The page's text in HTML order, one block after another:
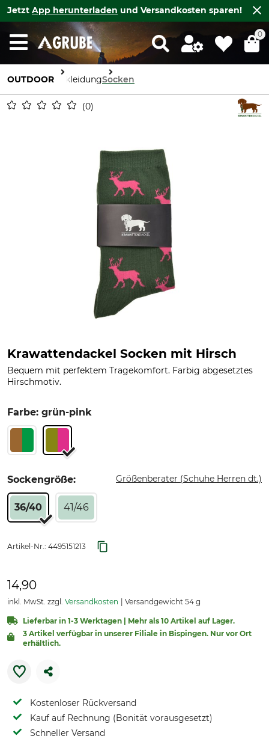
Jetzt App herunterladen und Versandkosten sparen!
0
OUTDOOR BekleidungSocken
0
Krawattendackel Socken mit Hirsch
Bequem mit perfektem Tragekomfort. Farbig abgesetztes
Hirschmotiv.
Farbe: grün-pink
Sockengröße: Größenberater (Schuhe Herren dt.)
36/40 41/46
Artikel-Nr.: 4495151213
14,90
inkl. MwSt. zzgl. Versandkosten Versandgewicht 54 g
Lieferbar in 1-3 Werktagen | Mehr als 10 Artikel auf Lager.
3 Artikel verfügbar in unserer Filiale in Bispingen. Nur vor Ort
erhältlich.
Kostenloser Rückversand
Kauf auf Rechnung (Bonität vorausgesetzt)
Schneller Versand